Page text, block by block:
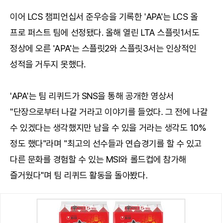
이어 LCS 챔피언십서 준우승을 기록한 'APA'는 LCS 올
프로 퍼스트 팀에 선정됐다. 올해 열린 LTA 스플릿1서도
정상에 오른 'APA'는 스플릿2와 스플릿3서는 인상적인
성적을 거두지 못했다.
'APA'는 팀 리퀴드가 SNS을 통해 공개한 영상서
"단장으로부터 나갈 거라고 이야기를 들었다. 그 전에 나갈
수 있겠다는 생각했지만 남을 수 있을 거라는 생각도 10%
정도 했다"라며 "최고의 선수들과 연습경기를 할 수 있고
다른 문화를 경험할 수 있는 MSI와 롤드컵에 참가해
즐거웠다"며 팀 리퀴드 활동을 돌아봤다.